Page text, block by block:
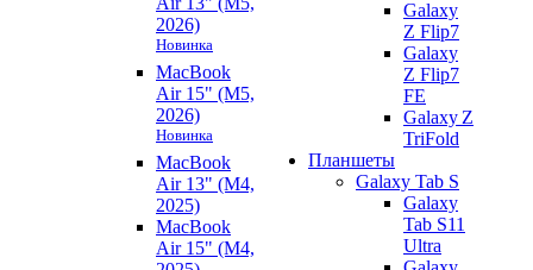
2026)
Новинка
MacBook
Air 15" (M5,
2026)
Новинка
MacBook
Air 13" (M4,
2025)
MacBook
Air 15" (M4,
Galaxy
Z Flip7
Galaxy
Z Flip7
FE
Galaxy Z
TriFold
Планшеты
Galaxy Tab S
Galaxy
Tab S11
Ultra